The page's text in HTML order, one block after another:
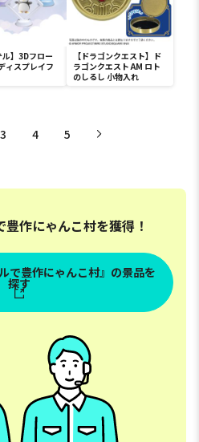
ル】3Dフロー
ィスプレイフ
【ドラゴンクエスト】ド
ラゴンクエスト AM ロト
のしるし 小物入れ
3 4 5
作にゃんこ村を獲得！
で豊作にゃんこ村』の景品を
探す